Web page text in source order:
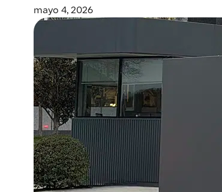
mayo 4, 2026